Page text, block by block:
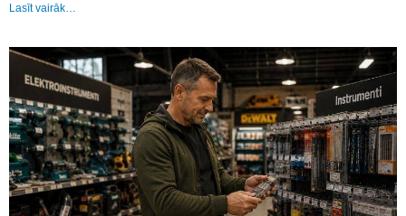
Lasīt vairāk…